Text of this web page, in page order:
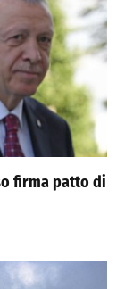
firma patto di